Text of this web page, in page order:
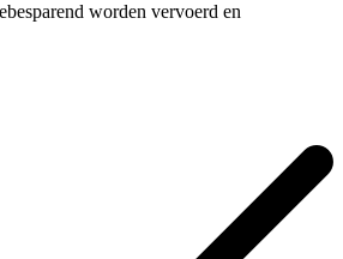
worden vervoerd en